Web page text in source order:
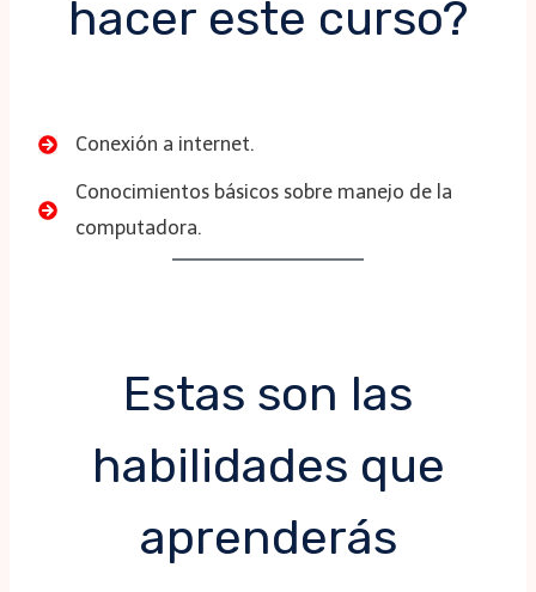
hacer este curso?
Conexión a internet.
Conocimientos básicos sobre manejo de la
computadora.
Estas son las
habilidades que
aprenderás